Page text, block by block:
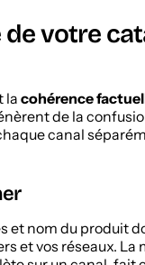
de votre
la cohérence
de la
canal
et nom du produit
et vos réseaux.